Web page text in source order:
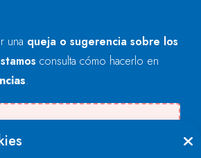
una queja o sugerencia sobre los
consulta cómo hacerlo en
.